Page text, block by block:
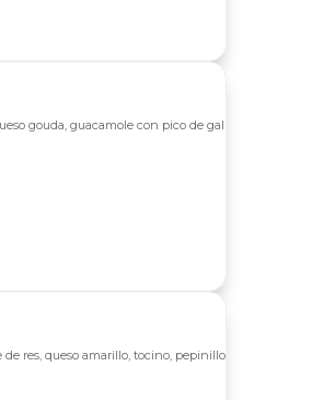
gouda, guacamole con pico de gallo, lechuga, tomate
de res, queso amarillo, tocino, pepinillos, lechuga, tomate y